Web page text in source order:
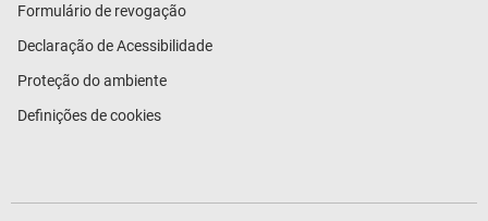
Formulário de revogação
Declaração de Acessibilidade
Proteção do ambiente
Definições de cookies